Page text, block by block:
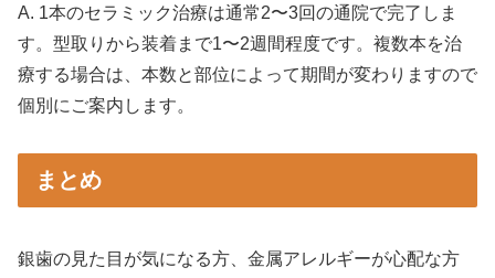
A. 1本のセラミック治療は通常2〜3回の通院で完了しま
す。型取りから装着まで1〜2週間程度です。複数本を治
療する場合は、本数と部位によって期間が変わりますので
個別にご案内します。
まとめ
銀歯の見た目が気になる方、金属アレルギーが心配な方